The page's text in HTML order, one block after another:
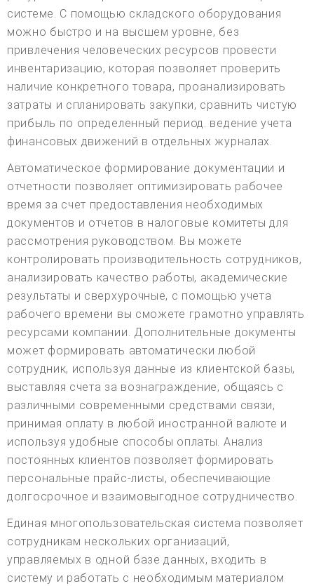
системе. С помощью складского оборудования
можно быстро и на высшем уровне, без
привлечения человеческих ресурсов провести
инвентаризацию, которая позволяет проверить
наличие конкретного товара, проанализировать
затраты и спланировать закупки, сравнить чистую
прибыль по определенный период. ведение учета
финансовых движений в отдельных журналах.
Автоматическое формирование документации и
отчетности позволяет оптимизировать рабочее
время за счет предоставления необходимых
документов и отчетов в налоговые комитеты для
рассмотрения руководством. Вы можете
контролировать производительность сотрудников,
анализировать качество работы, академические
результаты и сверхурочные, с помощью учета
рабочего времени вы сможете грамотно управлять
ресурсами компании. Дополнительные документы
может формировать автоматически любой
сотрудник, используя данные из клиентской базы,
выставляя счета за вознаграждение, общаясь с
различными современными средствами связи,
принимая оплату в любой иностранной валюте и
используя удобные способы оплаты. Анализ
постоянных клиентов позволяет формировать
персональные прайс-листы, обеспечивающие
долгосрочное и взаимовыгодное сотрудничество.
Единая многопользовательская система позволяет
сотрудникам нескольких организаций,
управляемых в одной базе данных, входить в
систему и работать с необходимым материалом